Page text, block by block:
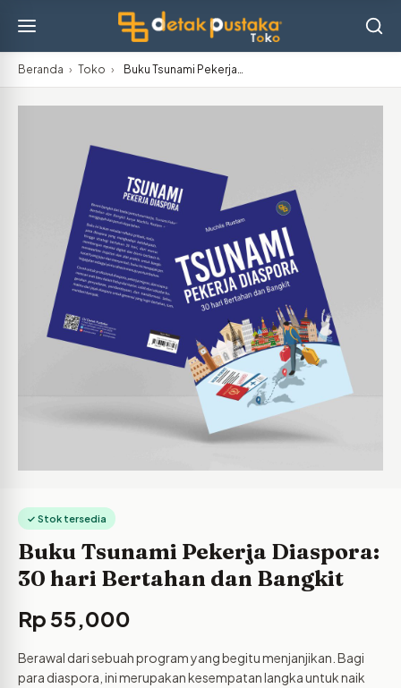
Beranda › Toko › Buku Tsunami Pekerja…
✓ Stok tersedia
Buku Tsunami Pekerja Diaspora:
30 hari Bertahan dan Bangkit
Rp 55,000
Berawal dari sebuah program yang begitu menjanjikan. Bagi
para diaspora, ini merupakan kesempatan langka untuk naik